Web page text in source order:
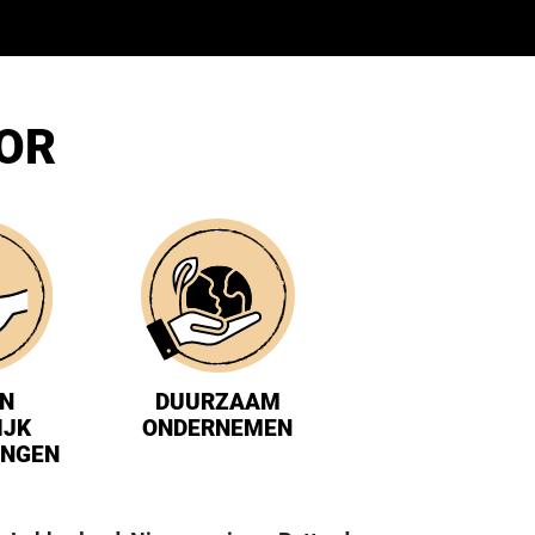
DUURZAAM
ONDERNEMEN